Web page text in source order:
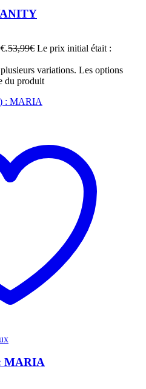
53,99€ Le prix initial était :
variations. Les options
du produit
MARIA